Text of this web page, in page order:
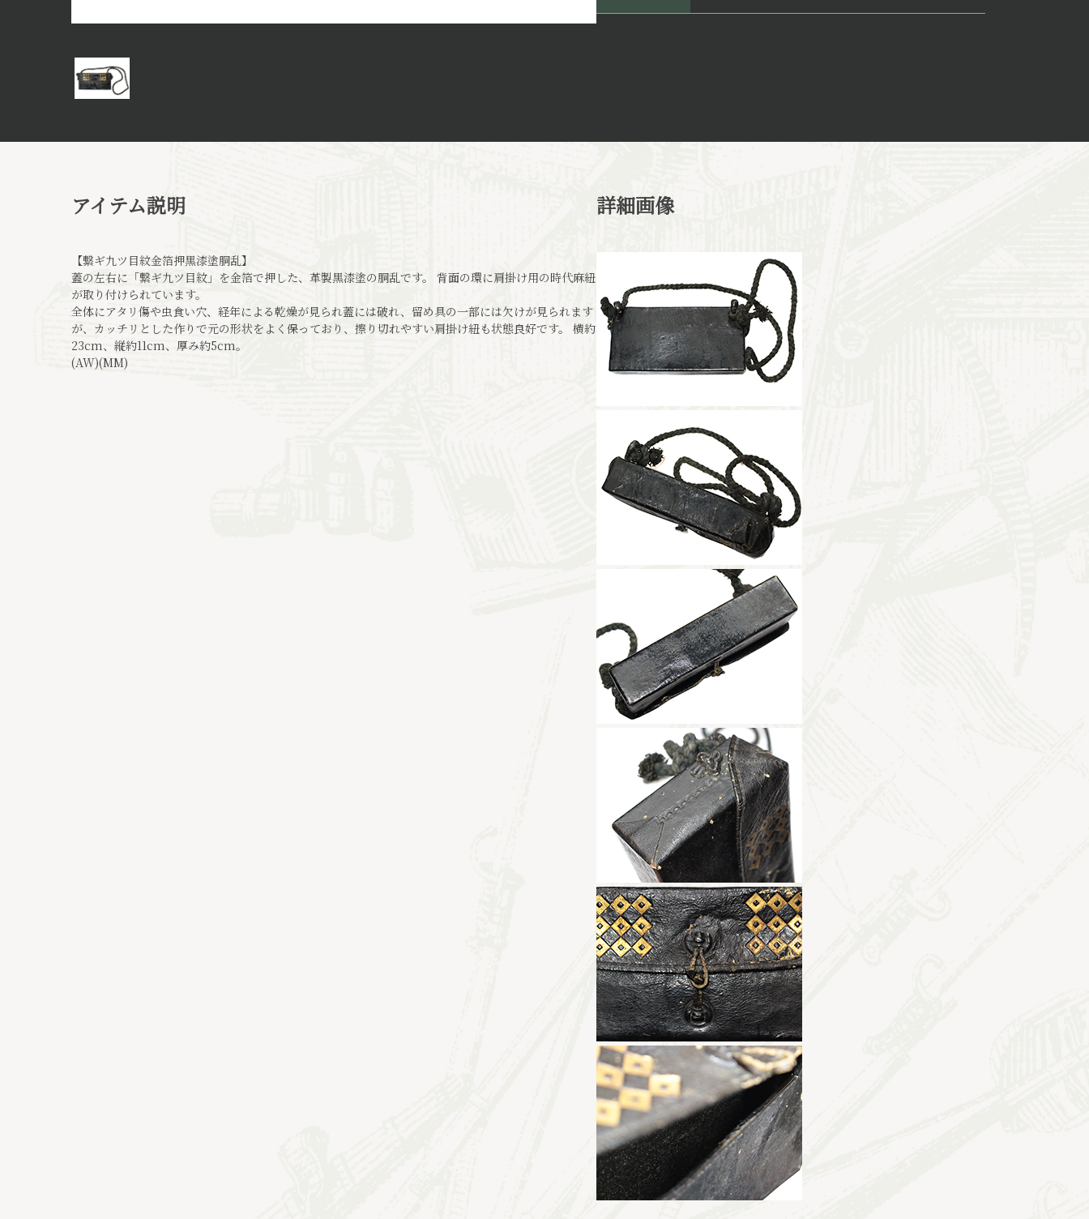
アイテム説明
【繋ギ九ツ目紋金箔押黒漆塗胴乱】
蓋の左右に「繋ギ九ツ目紋」を金箔で押した、革製黒漆塗の胴乱です。 背面の環に肩掛け用の時代麻紐
が取り付けられています。
全体にアタリ傷や虫食い穴、経年による乾燥が見られ蓋には破れ、留め具の一部には欠けが見られます
が、カッチリとした作りで元の形状をよく保っており、擦り切れやすい肩掛け紐も状態良好です。 横約
23cm、縦約11cm、厚み約5cm。
(AW)(MM)
詳細画像